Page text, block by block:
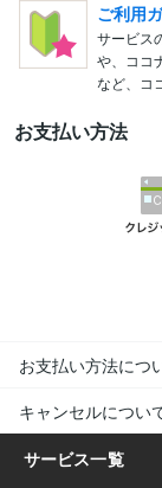
ご利用
サービス
や、ココ
など、コ
お支払い方法
お支払い方法につ
キャンセルについ